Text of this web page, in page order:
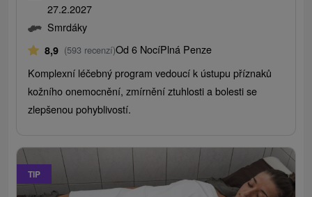
27.2.2027
Smrdáky
8,9 (593 recenzí)Od 6 NocíPlná Penze
Komplexní léčebný program vedoucí k ústupu příznaků
kožního onemocnění, zmírnění ztuhlosti a bolesti se
zlepšenou pohyblivostí.
TIP